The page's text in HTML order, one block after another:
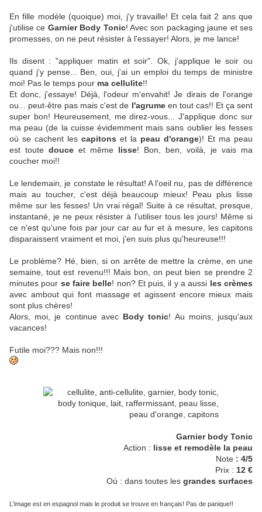
En fille modèle (quoique) moi, j'y travaille! Et cela fait 2 ans que
j'utilise ce Garnier Body Tonic! Avec son packaging jaune et ses
promesses, on ne peut résister à l'essayer! Alors, je me lance!
Ils disent : "appliquer matin et soir". Ok, j'applique le soir ou
quand j'y pense... Ben, oui, j'ai un emploi du temps de ministre
moi! Pas le temps pour ma cellulite!!
Et donc, j'essaye! Déjà, l'odeur m'envahit! Je dirais de l'orange
ou... peut-être pas mais c'est de l'agrumeen tout cas!! Et ça sent
super bon! Heureusement, me direz-vous... J'applique donc sur
ma peau (de la cuisse évidemment mais sans oublier les fesses
où se cachent les capitons et la peau d'orange)! Et ma peau
est toute douce et même lisse! Bon, ben, voilà, je vais ma
coucher moi!!
Le lendemain, je constate le résultat! A l'oeil nu, pas de différence
mais au toucher, c'est déjà beaucoup mieux! Peau plus lisse
même sur les fesses! Un vrai régal! Suite à ce résultat, presque,
instantané, je ne peux résister à l'utiliser tous les jours! Même si
ce n'est qu'une fois par jour car au fur et à mesure, les capitons
disparaissent vraiment et moi, j'en suis plus qu'heureuse!!!
Le problème? Hé, bien, si on arrête de mettre la crème, en une
semaine, tout est revenu!!! Mais bon, on peut bien se prendre 2
minutes pour se faire belle! non? Et puis, il y a aussi les crèmes
avec ambout qui font massage et agissent encore mieux mais
sont plus chères!
Alors, moi, je continue avec Body tonic! Au moins, jusqu'aux
vacances!
Futile moi??? Mais non!!!
Garnier body Tonic
Action : lisse et remodèle la peau
Note : 4/5
Prix : 12 €
Où : dans toutes les grandes surfaces
L'image est en espagnol mais le produit se trouve en français! Pas de panique!!